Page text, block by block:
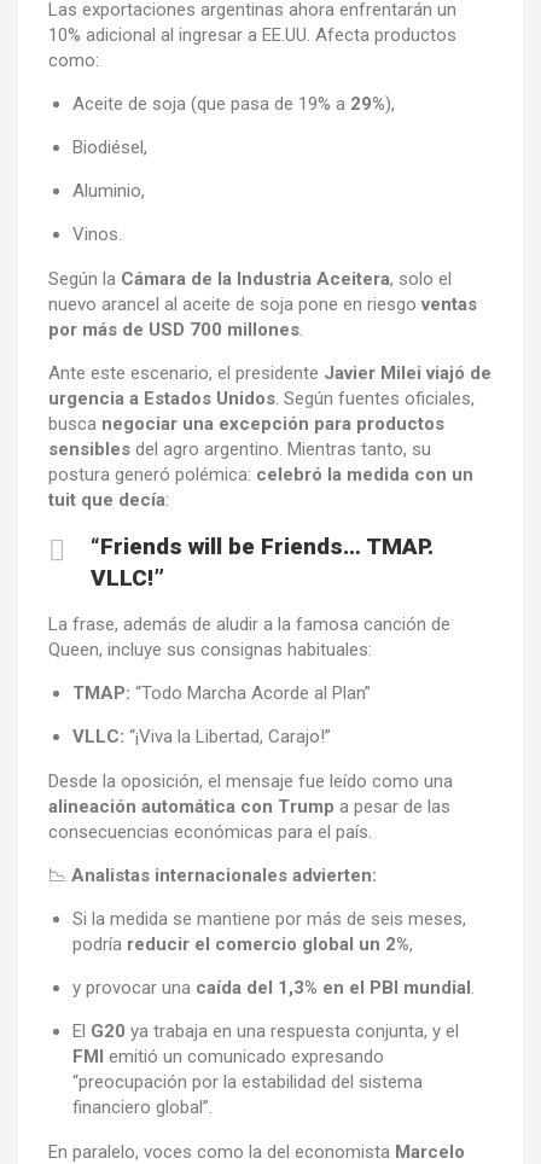
Las exportaciones argentinas ahora enfrentarán un
10% adicional al ingresar a EE.UU. Afecta productos
como:
Aceite de soja (que pasa de 19% a 29%),
Biodiésel,
Aluminio,
Vinos.
Según la Cámara de la Industria Aceitera, solo el
nuevo arancel al aceite de soja pone en riesgoventas
por más de USD 700 millones.
Ante este escenario, el presidente Javier Milei viajó de
urgencia a Estados Unidos. Según fuentes oficiales,
busca negociar una excepción para productos
sensibles del agro argentino. Mientras tanto, su
postura generó polémica: celebró la medida con un
tuit que decía:
“Friends will be Friends… TMAP.
VLLC!”
La frase, además de aludir a la famosa canción de
Queen, incluye sus consignas habituales:
TMAP: “Todo Marcha Acorde al Plan”
VLLC: “¡Viva la Libertad, Carajo!”
Desde la oposición, el mensaje fue leído como una
alineación automática con Trump a pesar de las
consecuencias económicas para el país.
📉 Analistas internacionales advierten:
Si la medida se mantiene por más de seis meses,
podría reducir el comercio global un 2%,
y provocar una caída del 1,3% en el PBI mundial.
El G20 ya trabaja en una respuesta conjunta, y el
FMI emitió un comunicado expresando
“preocupación por la estabilidad del sistema
financiero global”.
En paralelo, voces como la del economista Marcelo